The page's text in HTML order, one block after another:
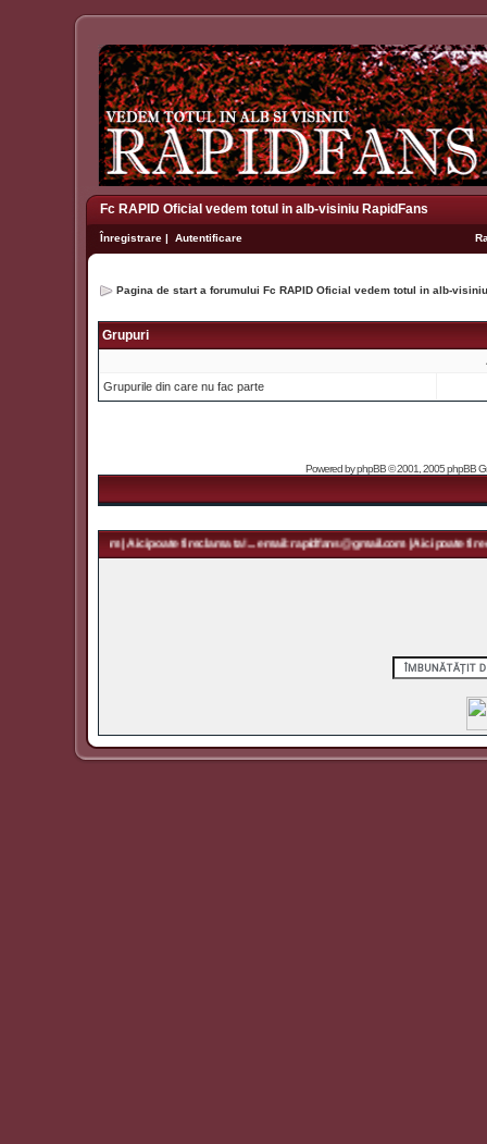
Fc RAPID Oficial vedem totul in alb-visiniu RapidFans
Înregistrare | Autentificare
Pagina de start a forumului Fc RAPID Oficial vedem totul in alb-
Grupuri
Grupurile din care nu fac parte
Powered byphpBB© 2001, 2005 phpBB
| Aici poate fi reclama ta! ... email: rapidfans@gmail.com | Aici poate fi